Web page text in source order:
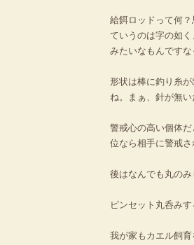
給餌ロッドって何
ていうのは字の如
みたいなもんですな
形状は棒に釣り糸
ね。まぁ、針が無い
警戒心の高い個体
位なら相手に警戒さ
後はなんでも丸のみ
ピンセット丸呑みす
我が家もカエル飼